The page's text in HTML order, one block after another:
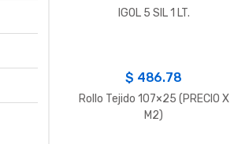
IGOL 5 SIL 1 LT.
$ 486.78
Rollo Tejido 107×25 (PRECIO X
M2)